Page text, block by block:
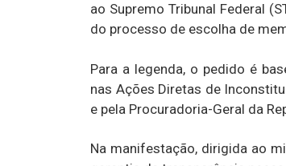
ao Supremo Tribunal Federal
do processo de escolha de
Para a legenda, o pedido é
nas Ações Diretas de
e pela Procuradoria-Geral da
Na manifestação, dirigida ao